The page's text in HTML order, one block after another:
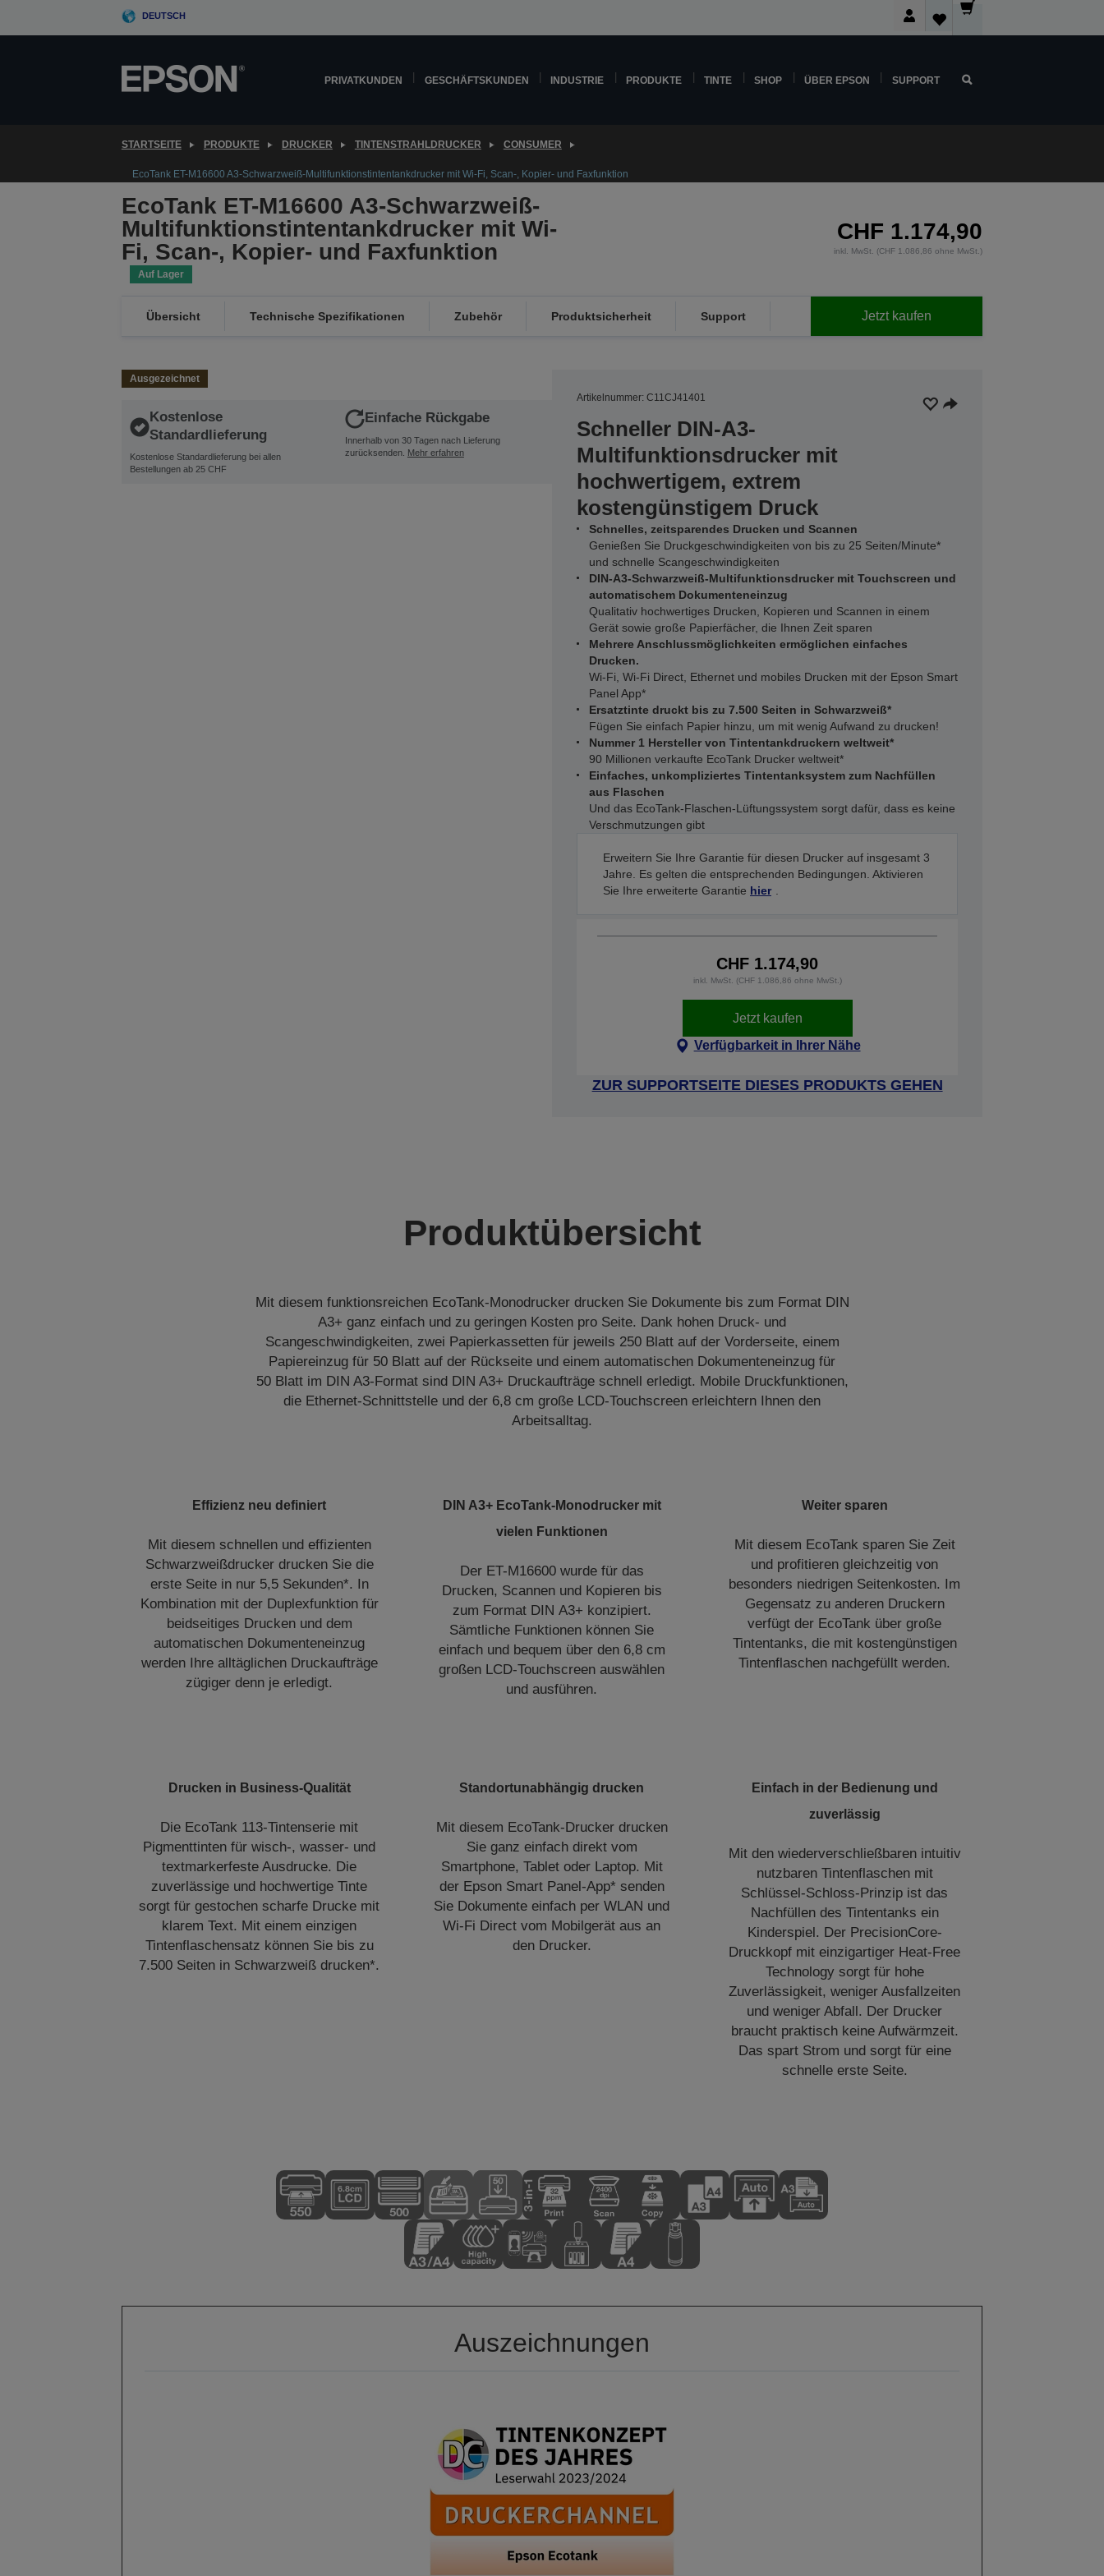
DEUTSCH
PRIVATKUNDEN GESCHÄFTSKUNDEN INDUSTRIE PRODUKTE TINTE SHOP ÜBER EPSON SUPPORT
STARTSEITE PRODUKTE DRUCKER TINTENSTRAHLDRUCKER CONSUMER
EcoTank ET-M16600 A3-Schwarzweiß-Multifunktionstintentankdrucker mit Wi-Fi, Scan-, Kopier- und Faxfunktion
EcoTank ET-M16600 A3-Schwarzweiß-
Multifunktionstintentankdrucker mit Wi-
Fi, Scan-, Kopier- und Faxfunktion
Auf Lager
CHF 1.174,90
inkl. MwSt. (CHF 1.086,86 ohne MwSt.)
Übersicht Technische Spezifikationen Zubehör Produktsicherheit Support Jetzt kaufen
Ausgezeichnet
Kostenlose
Standardlieferung
Kostenlose Standardlieferung bei allen
Bestellungen ab 25 CHF
Einfache Rückgabe
Innerhalb von 30 Tagen nach Lieferung
zurücksenden. Mehr erfahren
Artikelnummer: C11CJ41401
Schneller DIN-A3-
Multifunktionsdrucker mit
hochwertigem, extrem
kostengünstigem Druck
Schnelles, zeitsparendes Drucken und Scannen
Genießen Sie Druckgeschwindigkeiten von bis zu 25 Seiten/Minute*
und schnelle Scangeschwindigkeiten
DIN-A3-Schwarzweiß-Multifunktionsdrucker mit Touchscreen und
automatischem Dokumenteneinzug
Qualitativ hochwertiges Drucken, Kopieren und Scannen in einem
Gerät sowie große Papierfächer, die Ihnen Zeit sparen
Mehrere Anschlussmöglichkeiten ermöglichen einfaches
Drucken.
Wi-Fi, Wi-Fi Direct, Ethernet und mobiles Drucken mit der Epson Smart
Panel App*
Ersatztinte druckt bis zu 7.500 Seiten in Schwarzweiß*
Fügen Sie einfach Papier hinzu, um mit wenig Aufwand zu drucken!
Nummer 1 Hersteller von Tintentankdruckern weltweit*
90 Millionen verkaufte EcoTank Drucker weltweit*
Einfaches, unkompliziertes Tintentanksystem zum Nachfüllen
aus Flaschen
Und das EcoTank-Flaschen-Lüftungssystem sorgt dafür, dass es keine
Verschmutzungen gibt
Erweitern Sie Ihre Garantie für diesen Drucker auf insgesamt 3
Jahre. Es gelten die entsprechenden Bedingungen. Aktivieren
Sie Ihre erweiterte Garantie hier
CHF 1.174,90
inkl. MwSt. (CHF 1.086,86 ohne MwSt.)
Jetzt kaufen
Verfügbarkeit in Ihrer Nähe
ZUR SUPPORTSEITE DIESES PRODUKTS GEHEN
Produktübersicht
Mit diesem funktionsreichen EcoTank-Monodrucker drucken Sie Dokumente bis zum Format DIN
A3+ ganz einfach und zu geringen Kosten pro Seite. Dank hohen Druck- und
Scangeschwindigkeiten, zwei Papierkassetten für jeweils 250 Blatt auf der Vorderseite, einem
Papiereinzug für 50 Blatt auf der Rückseite und einem automatischen Dokumenteneinzug für
50 Blatt im DIN A3-Format sind DIN A3+ Druckaufträge schnell erledigt. Mobile Druckfunktionen,
die Ethernet-Schnittstelle und der 6,8 cm große LCD-Touchscreen erleichtern Ihnen den
Arbeitsalltag.
Effizienz neu definiert
Mit diesem schnellen und effizienten
Schwarzweißdrucker drucken Sie die
erste Seite in nur 5,5 Sekunden*. In
Kombination mit der Duplexfunktion für
beidseitiges Drucken und dem
automatischen Dokumenteneinzug
werden Ihre alltäglichen Druckaufträge
zügiger denn je erledigt.
DIN A3+ EcoTank-Monodrucker mit
vielen Funktionen
Der ET-M16600 wurde für das
Drucken, Scannen und Kopieren bis
zum Format DIN A3+ konzipiert.
Sämtliche Funktionen können Sie
einfach und bequem über den 6,8 cm
großen LCD-Touchscreen auswählen
und ausführen.
Weiter sparen
Mit diesem EcoTank sparen Sie Zeit
und profitieren gleichzeitig von
besonders niedrigen Seitenkosten. Im
Gegensatz zu anderen Druckern
verfügt der EcoTank über große
Tintentanks, die mit kostengünstigen
Tintenflaschen nachgefüllt werden.
Drucken in Business-Qualität
Die EcoTank 113-Tintenserie mit
Pigmenttinten für wisch-, wasser- und
textmarkerfeste Ausdrucke. Die
zuverlässige und hochwertige Tinte
sorgt für gestochen scharfe Drucke mit
klarem Text. Mit einem einzigen
Tintenflaschensatz können Sie bis zu
7.500 Seiten in Schwarzweiß drucken*.
Standortunabhängig drucken
Mit diesem EcoTank-Drucker drucken
Sie ganz einfach direkt vom
Smartphone, Tablet oder Laptop. Mit
der Epson Smart Panel-App* senden
Sie Dokumente einfach per WLAN und
Wi-Fi Direct vom Mobilgerät aus an
den Drucker.
Einfach in der Bedienung und
zuverlässig
Mit den wiederverschließbaren intuitiv
nutzbaren Tintenflaschen mit
Schlüssel-Schloss-Prinzip ist das
Nachfüllen des Tintentanks ein
Kinderspiel. Der PrecisionCore-
Druckkopf mit einzigartiger Heat-Free
Technology sorgt für hohe
Zuverlässigkeit, weniger Ausfallzeiten
und weniger Abfall. Der Drucker
braucht praktisch keine Aufwärmzeit.
Das spart Strom und sorgt für eine
schnelle erste Seite.
Auszeichnungen